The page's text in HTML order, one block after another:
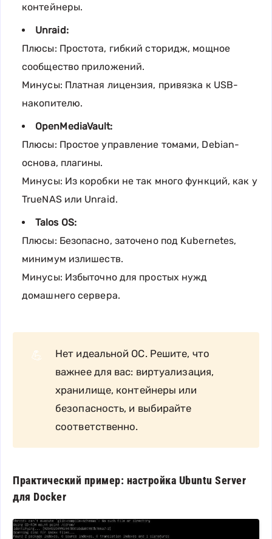
контейнеры.
Unraid:
Плюсы: Простота, гибкий сторидж, мощное
сообщество приложений.
Минусы: Платная лицензия, привязка к USB-
накопителю.
OpenMediaVault:
Плюсы: Простое управление томами, Debian-
основа, плагины.
Минусы: Из коробки не так много функций, как у
TrueNAS или Unraid.
Talos OS:
Плюсы: Безопасно, заточено под Kubernetes,
минимум излишеств.
Минусы: Избыточно для простых нужд
домашнего сервера.
💪
Нет идеальной ОС. Решите, что
важнее для вас: виртуализация,
хранилище, контейнеры или
безопасность, и выбирайте
соответственно.
Практический пример: настройка Ubuntu Server
для Docker